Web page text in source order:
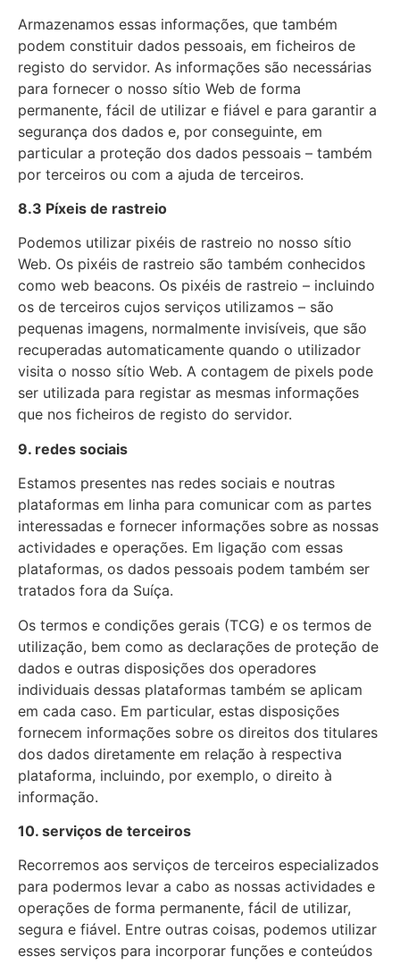
Armazenamos essas informações, que também
podem constituir dados pessoais, em ficheiros de
registo do servidor. As informações são necessárias
para fornecer o nosso sítio Web de forma
permanente, fácil de utilizar e fiável e para garantir a
segurança dos dados e, por conseguinte, em
particular a proteção dos dados pessoais – também
por terceiros ou com a ajuda de terceiros.
8.3 Píxeis de rastreio
Podemos utilizar pixéis de rastreio no nosso sítio
Web. Os pixéis de rastreio são também conhecidos
como web beacons. Os pixéis de rastreio – incluindo
os de terceiros cujos serviços utilizamos – são
pequenas imagens, normalmente invisíveis, que são
recuperadas automaticamente quando o utilizador
visita o nosso sítio Web. A contagem de pixels pode
ser utilizada para registar as mesmas informações
que nos ficheiros de registo do servidor.
9. redes sociais
Estamos presentes nas redes sociais e noutras
plataformas em linha para comunicar com as partes
interessadas e fornecer informações sobre as nossas
actividades e operações. Em ligação com essas
plataformas, os dados pessoais podem também ser
tratados fora da Suíça.
Os termos e condições gerais (TCG) e os termos de
utilização, bem como as declarações de proteção de
dados e outras disposições dos operadores
individuais dessas plataformas também se aplicam
em cada caso. Em particular, estas disposições
fornecem informações sobre os direitos dos titulares
dos dados diretamente em relação à respectiva
plataforma, incluindo, por exemplo, o direito à
informação.
10. serviços de terceiros
Recorremos aos serviços de terceiros especializados
para podermos levar a cabo as nossas actividades e
operações de forma permanente, fácil de utilizar,
segura e fiável. Entre outras coisas, podemos utilizar
esses serviços para incorporar funções e conteúdos